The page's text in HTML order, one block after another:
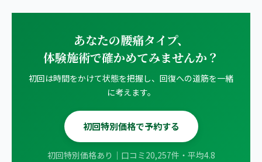
あなたの腰痛タイプ、
体験施術で確かめてみませんか？
初回は時間をかけて状態を把握し、回復への道筋を一緒
に考えます。
初回特別価格で予約する
初回特別価格あり｜口コミ20,257件・平均4.8